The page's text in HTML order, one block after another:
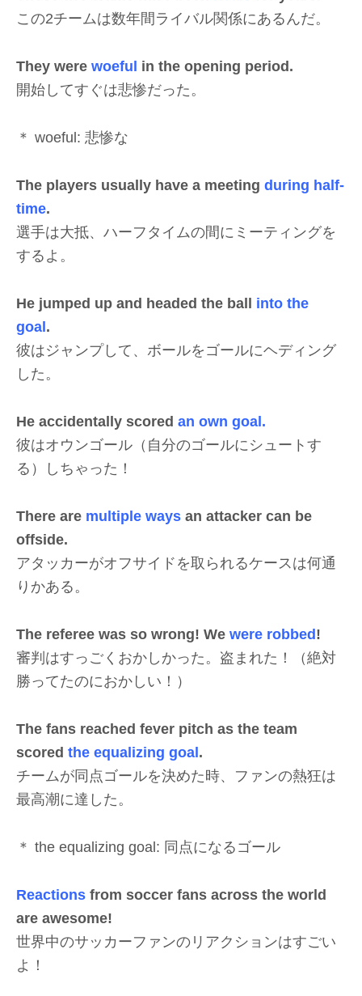
この2チームは数年間ライバル関係にあるんだ。
They were woeful in the opening period.
開始してすぐは悲惨だった。
＊ woeful: 悲惨な
The players usually have a meeting during half-
time.
選手は大抵、ハーフタイムの間にミーティングを
するよ。
He jumped up and headed the ball into the
goal.
彼はジャンプして、ボールをゴールにヘディング
した。
He accidentally scored an own goal.
彼はオウンゴール（自分のゴールにシュートす
る）しちゃった！
There are multiple ways an attacker can be
offside.
アタッカーがオフサイドを取られるケースは何通
りかある。
The referee was so wrong! We were robbed!
審判はすっごくおかしかった。盗まれた！（絶対
勝ってたのにおかしい！）
The fans reached fever pitch as the team
scored the equalizing goal.
チームが同点ゴールを決めた時、ファンの熱狂は
最高潮に達した。
＊ the equalizing goal: 同点になるゴール
Reactions from soccer fans across the world
are awesome!
世界中のサッカーファンのリアクションはすごい
よ！